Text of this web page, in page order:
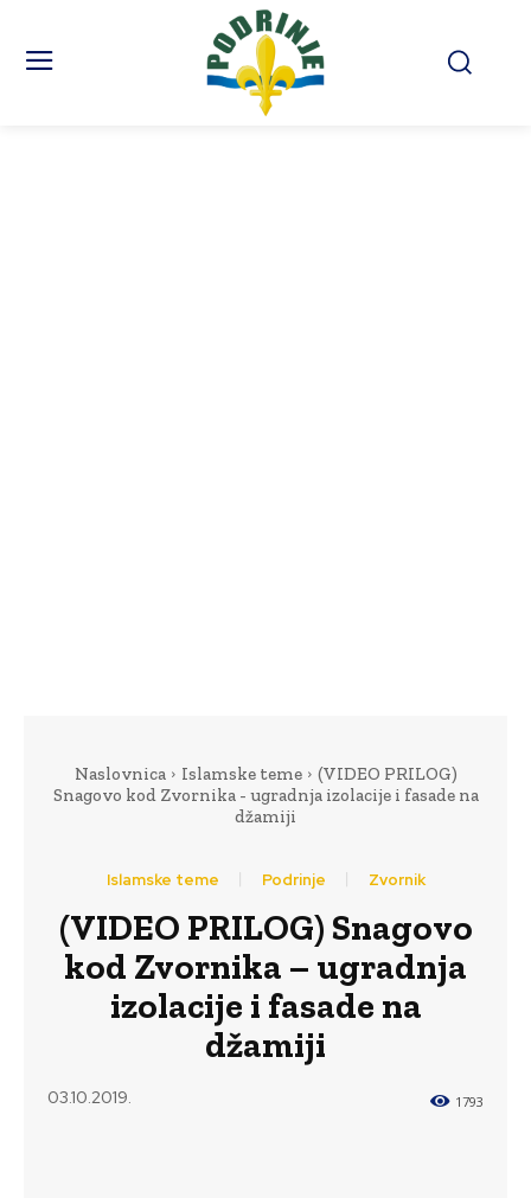
Naslovnica Islamske teme
(VIDEO PRILOG)
Snagovo kod Zvornika - ugradnja izolacije i fasade na
džamiji
Islamske teme Podrinje Zvornik
(VIDEO PRILOG) Snagovo
kod Zvornika – ugradnja
izolacije i fasade na
džamiji
03.10.2019. 1793